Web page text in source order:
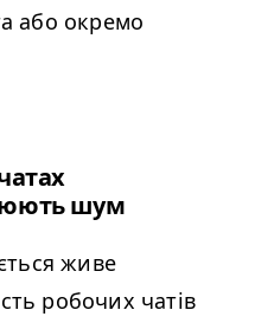
або окремо
шум
живе
робочих чатів